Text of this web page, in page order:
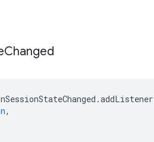
Changed
.addListener
,